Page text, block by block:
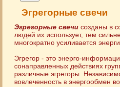
Эгрегорные свечи
Эгрегорные свечисозданы в
людей их использует, тем
многократно усиливается
Эгрегор - это энерго-
сонаправленных действиях
различные эгрегоры.
вовлеченность в энергообмен